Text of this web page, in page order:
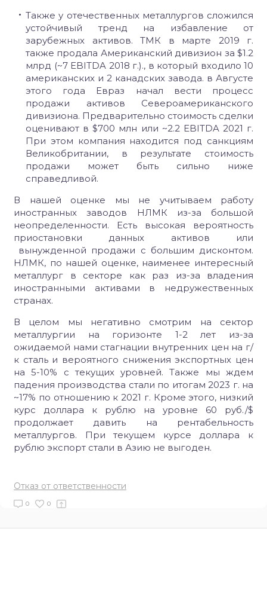
Также у отечественных металлургов сложился
устойчивый тренд на избавление от
зарубежных активов. ТМК в марте 2019 г.
также продала Американский дивизион за $1.2
млрд (~7 EBITDA 2018 г.)., в который входило 10
американских и 2 канадских завода. в Августе
этого года Евраз начал вести процесс
продажи активов Североамериканского
дивизиона. Предварительно стоимость сделки
оценивают в $700 млн или ~2.2 EBITDA 2021 г.
При этом компания находится под санкциям
Великобритании, в результате стоимость
продажи может быть сильно ниже
справедливой.
В нашей оценке мы не учитываем работу
иностранных заводов НЛМК из-за большой
неопределенности. Есть высокая вероятность
приостановки данных активов или
вынужденной продажи с большим дисконтом.
НЛМК, по нашей оценке, наименее интересный
металлург в секторе как раз из-за владения
иностранными активами в недружественных
странах.
В целом мы негативно смотрим на сектор
металлургии на горизонте 1-2 лет из-за
ожидаемой нами стагнации внутренних цен на г/
к сталь и вероятного снижения экспортных цен
на 5-10% с текущих уровней. Также мы ждем
падения производства стали по итогам 2023 г. на
~17% по отношению к 2021 г. Кроме этого, низкий
курс доллара к рублю на уровне 60 руб./$
продолжает давить на рентабельность
металлургов. При текущем курсе доллара к
рублю экспорт стали в Азию не выгоден.
Отказ от ответственности
0 0